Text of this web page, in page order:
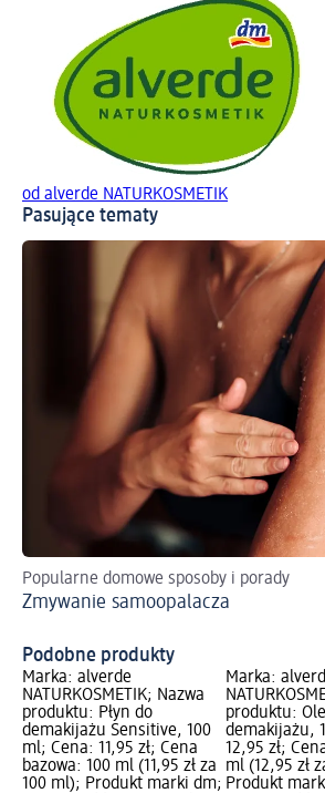
od alverde NATURKOSMETIK
Pasujące tematy
Popularne domowe sposoby i porady
Zmywanie samoopalacza
Podobne produkty
Marka: alverde
NATURKOSMETIK; Nazwa
produktu: Płyn do
demakijażu Sensitive, 100
ml; Cena: 11,95 zł; Cena
bazowa: 100 ml (11,95 zł za
100 ml); Produkt marki dm;
Marka:
produktu:
demakijażu,
12,95 zł;
ml (12,95 zł
Produkt